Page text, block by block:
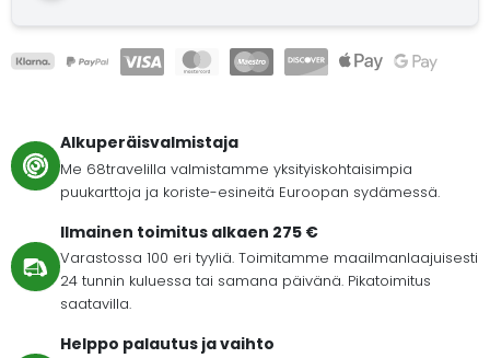
Alkuperäisvalmistaja
Me 68travelilla valmistamme yksityiskohtaisimpia
puukarttoja ja koriste-esineitä Euroopan sydämessä.
Ilmainen toimitus alkaen 275 €
Varastossa 100 eri tyyliä. Toimitamme maailmanlaajuisesti
24 tunnin kuluessa tai samana päivänä. Pikatoimitus
saatavilla.
Helppo palautus ja vaihto